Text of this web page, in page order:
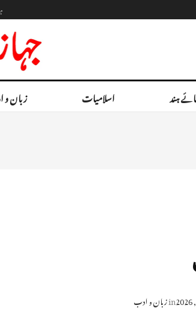
ہند اسلامیات زبان
inزبان و ادب